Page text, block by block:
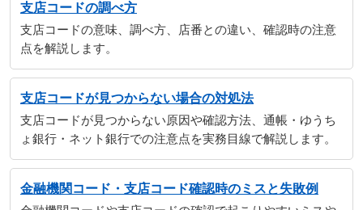
支店コードの調べ方
支店コードの意味、調べ方、店番との違い、確認時の注意
点を解説します。
支店コードが見つからない場合の対処法
支店コードが見つからない原因や確認方法、通帳・ゆうち
ょ銀行・ネット銀行での注意点を実務目線で解説します。
金融機関コード・支店コード確認時のミスと失敗例